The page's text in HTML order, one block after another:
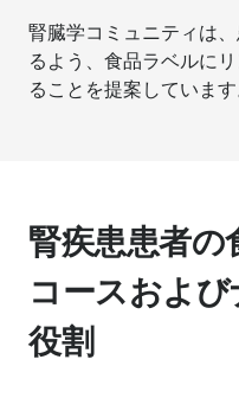
腎臓学コミュニティは
るよう、食品ラベルに
ることを提案しています
腎疾患患者
コースおよ
役割